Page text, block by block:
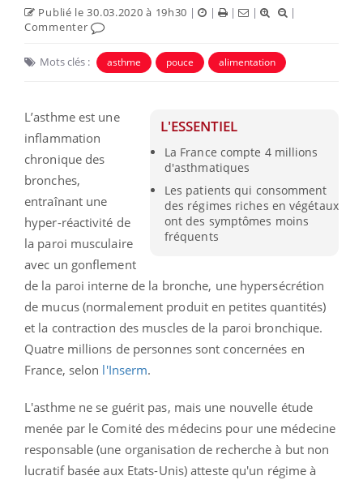
Publié le 30.03.2020 à 19h30 | | | |
|
Commenter
Mots clés : asthme pouce alimentation
L'ESSENTIEL
La France compte 4 millions
d'asthmatiques
Les patients qui consomment
des régimes riches en végétaux
ont des symptômes moins
fréquents
L’asthme est une
inflammation
chronique des
bronches,
entraînant une
hyper-réactivité de
la paroi musculaire
avec un gonflement
de la paroi interne de la bronche, une hypersécrétion
de mucus (normalement produit en petites quantités)
et la contraction des muscles de la paroi bronchique.
Quatre millions de personnes sont concernées en
France, selon l'Inserm.
L'asthme ne se guérit pas, mais une nouvelle étude
menée par le Comité des médecins pour une médecine
responsable (une organisation de recherche à but non
lucratif basée aux Etats-Unis) atteste qu'un régime à